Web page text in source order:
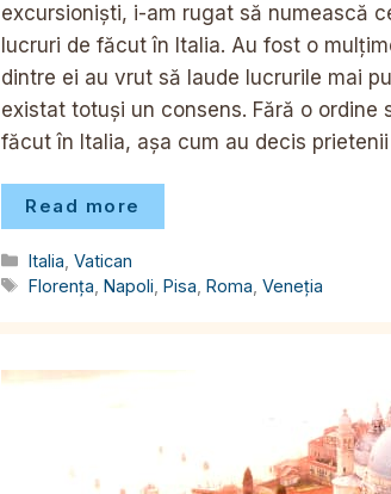
excursioniști, i-am rugat să numească
lucruri de făcut în Italia. Au fost o
dintre ei au vrut să laude lucrurile mai
existat totuși un consens. Fără o
făcut în Italia, așa cum au decis
Read more
Categorii
Italia ,Vatican
Etichete
Florența ,Napoli ,Pisa ,Roma ,Veneția